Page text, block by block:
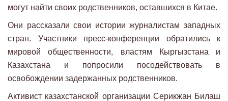
могут найти своих родственников, оставшихся в Китае.
Они рассказали свои истории журналистам западных
стран. Участники пресс-конференции обратились к
мировой общественности, властям Кыргызстана и
Казахстана и попросили посодействовать в
освобождении задержанных родственников.
Активист казахстанской организации Серикжан Билаш